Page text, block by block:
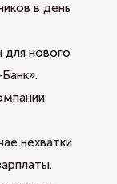
в день
для нового
нехватки